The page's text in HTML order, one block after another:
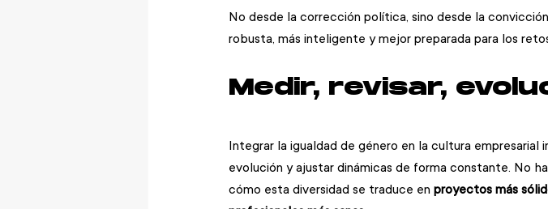
No desde la corrección política, sino desde la
robusta, más inteligente y mejor preparada para los
Medir, revisar,
Integrar la igualdad de género en la cultura empresarial
evolución y ajustar dinámicas de forma constante. No
cómo esta diversidad se traduce en proyectos más